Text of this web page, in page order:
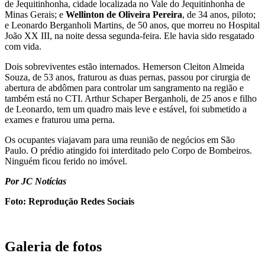
de Jequitinhonha, cidade localizada no Vale do Jequitinhonha de
Minas Gerais; e Wellinton de Oliveira Pereira, de 34 anos, piloto;
e Leonardo Berganholi Martins, de 50 anos, que morreu no Hospital
João XX III, na noite dessa segunda-feira. Ele havia sido resgatado
com vida.
Dois sobreviventes estão internados. Hemerson Cleiton Almeida
Souza, de 53 anos, fraturou as duas pernas, passou por cirurgia de
abertura de abdômen para controlar um sangramento na região e
também está no CTI. Arthur Schaper Berganholi, de 25 anos e filho
de Leonardo, tem um quadro mais leve e estável, foi submetido a
exames e fraturou uma perna.
Os ocupantes viajavam para uma reunião de negócios em São
Paulo. O prédio atingido foi interditado pelo Corpo de Bombeiros.
Ninguém ficou ferido no imóvel.
Por JC Notícias
Foto: Reprodução Redes Sociais
Galeria de fotos